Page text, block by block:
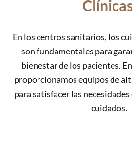
Clínicas
En los centros sanitarios, los
son fundamentales para
bienestar de los pacientes.
proporcionamos equipos de
para satisfacer las
cuidados.